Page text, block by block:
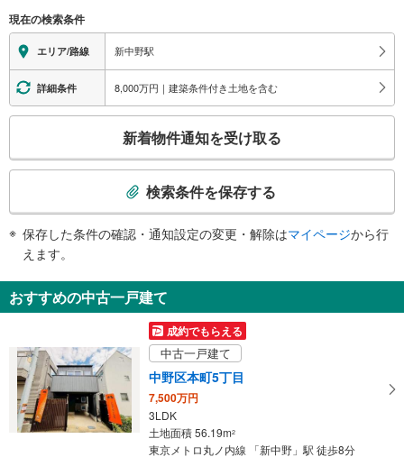
児童館、桃花小学校、中野警察署、青梅街道、中野通り、中央４・５丁目、中
野３丁目
３出口
バスのりば、みずほ銀行、三菱ＵＦＪ銀行、鍋横区民活動センター分室、中野
本郷小学校、宮の台児童館、青梅街道、鍋屋横丁、本町３−５丁目
４出口
中野消防署、仲町児童館、中部すこやか福祉センター、青梅街道、中央３・４
丁目
地上⇔改札⇔ホーム：○
エレベータ
・鍋屋横丁交差点北改札⇔４番出口
・杉山公園交差点南改札⇔１番出口
トイレ
《乳幼児用設備》
・２番出口改札内
現在の検索条件
エリア/路線 新中野駅
詳細条件 8,000万円｜建築条件付き土地を含む
検
知
を
け
取
る
・
条
新着物件通知を受け取る
検索条件を保存する
保存した条件の確認・通知設定の変更・解除はマイページから行
えます。
おすすめの中古一戸建て
成約でもらえる
中古一戸建て
中野区本町5丁目
7,500万円
3LDK
土地面積 56.19m2
東京メトロ丸ノ内線 「新中野」駅 徒歩8分